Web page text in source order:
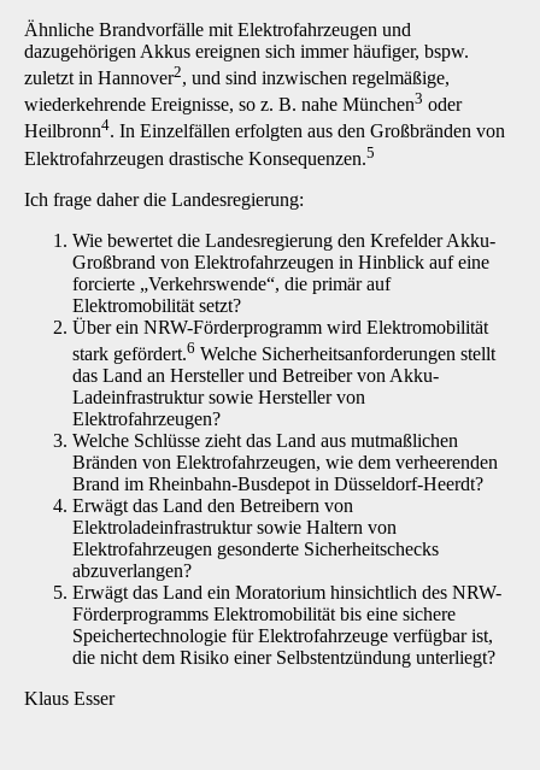
Ähnliche Brandvorfälle mit Elektrofahrzeugen und
dazugehörigen Akkus ereignen sich immer häufiger, bspw.
zuletzt in Hannover2, und sind inzwischen regelmäßige,
wiederkehrende Ereignisse, so z. B. nahe München3 oder
Heilbronn4. In Einzelfällen erfolgten aus den Großbränden von
Elektrofahrzeugen drastische Konsequenzen.5
Ich frage daher die Landesregierung:
Wie bewertet die Landesregierung den Krefelder Akku-
Großbrand von Elektrofahrzeugen in Hinblick auf eine
forcierte „Verkehrswende“, die primär auf
Elektromobilität setzt?
Über ein NRW-Förderprogramm wird Elektromobilität
stark gefördert.6 Welche Sicherheitsanforderungen stellt
das Land an Hersteller und Betreiber von Akku-
Ladeinfrastruktur sowie Hersteller von
Elektrofahrzeugen?
Welche Schlüsse zieht das Land aus mutmaßlichen
Bränden von Elektrofahrzeugen, wie dem verheerenden
Brand im Rheinbahn-Busdepot in Düsseldorf-Heerdt?
Erwägt das Land den Betreibern von
Elektroladeinfrastruktur sowie Haltern von
Elektrofahrzeugen gesonderte Sicherheitschecks
abzuverlangen?
Erwägt das Land ein Moratorium hinsichtlich des NRW-
Förderprogramms Elektromobilität bis eine sichere
Speichertechnologie für Elektrofahrzeuge verfügbar ist,
die nicht dem Risiko einer Selbstentzündung unterliegt?
Klaus Esser